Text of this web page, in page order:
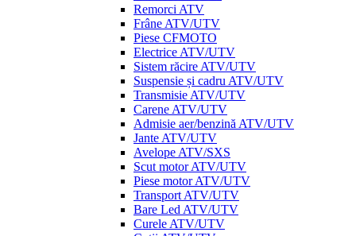
Remorci ATV
Frâne ATV/UTV
Piese CFMOTO
Electrice ATV/UTV
Sistem răcire ATV/UTV
Suspensie și cadru ATV/UTV
Transmisie ATV/UTV
Carene ATV/UTV
Admisie aer/benzină ATV/UTV
Jante ATV/UTV
Avelope ATV/SXS
Scut motor ATV/UTV
Piese motor ATV/UTV
Transport ATV/UTV
Bare Led ATV/UTV
Curele ATV/UTV